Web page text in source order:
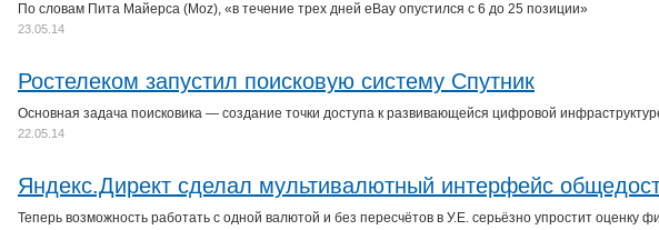
По словам Пита Майерса (Moz), «в течение трех дней eBay опустился с 6 до 25 позиции»
23.05.14
Ростелеком запустил поисковую систему Спутник
Основная задача поисковика — создание точки доступа к развивающейся цифровой
22.05.14
Яндекс.Директ сделал мультивалютный интерфейс
Теперь возможность работать с одной валютой и без пересчётов в У.Е. серьёзно упростит оценку